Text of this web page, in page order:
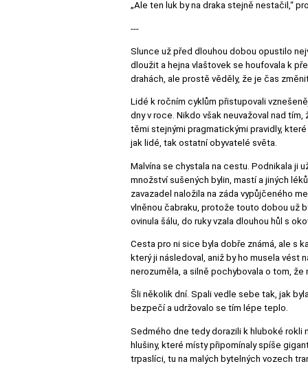
„Ale ten luk by na draka stejně nestačil,“
---
Slunce už před dlouhou dobou opustilo
dloužit a hejna vlaštovek se houfovala k
drahách, ale prostě věděly, že je čas
Lidé k ročním cyklům přistupovali
dny v roce. Nikdo však neuvažoval nad
těmi stejnými pragmatickými pravidly,
jak lidé, tak ostatní obyvatelé světa.
Malvína se chystala na cestu. Podnikala ji
množství sušených bylin, mastí a jiných
zavazadel naložila na záda vypůjčeného
vlněnou čabraku, protože touto dobou už
ovinula šálu, do ruky vzala dlouhou hůl s
Cesta pro ni sice byla dobře známá, ale s
který ji následoval, aniž by ho musela vést
nerozuměla, a silně pochybovala o tom,
Šli několik dní. Spali vedle sebe tak, jak
bezpečí a udržovalo se tím lépe teplo.
Sedmého dne tedy dorazili k hluboké rokli
hlušiny, které místy připomínaly spíše
trpaslíci, tu na malých bytelných vozech